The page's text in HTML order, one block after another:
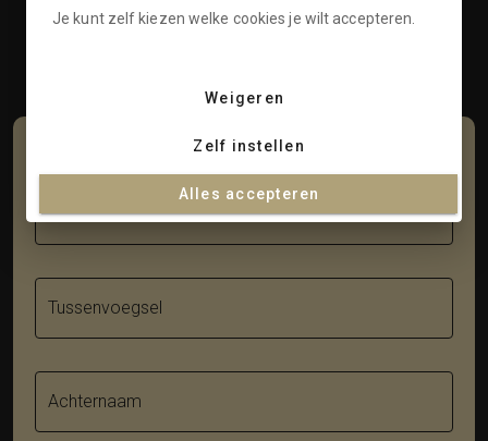
Informatie
Schrijf je in voor onze nieuwsbrief
Voornaam
Tussenvoegsel
Achternaam
Je kunt zelf kiezen welke cookies je wilt accepteren.
Weigeren
Zelf instellen
Alles accepteren